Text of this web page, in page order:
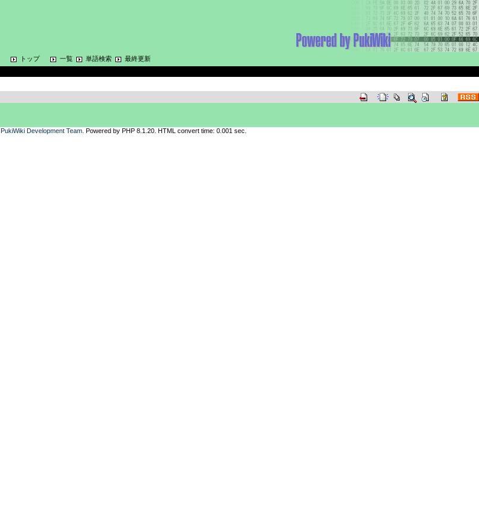
トップ 一覧 単語検索 最終更新
PukiWiki Development Team. Powered by PHP 8.1.20. HTML convert time: 0.001 sec.